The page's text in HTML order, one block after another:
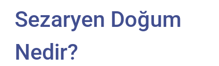
Sezaryen Doğum
Nedir?